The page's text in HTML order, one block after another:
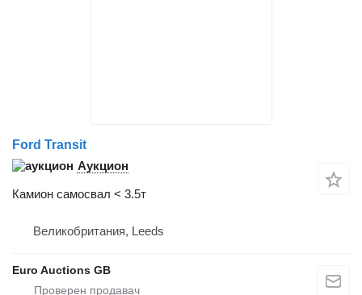
Ford Transit
Аукцион
Камион самосвал < 3.5т
Великобритания, Leeds
Euro Auctions GB